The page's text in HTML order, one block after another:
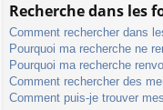
Recherche dans les
Comment rechercher dans
Pourquoi ma recherche ne
Pourquoi ma recherche
Comment rechercher des
Comment puis-je trouver